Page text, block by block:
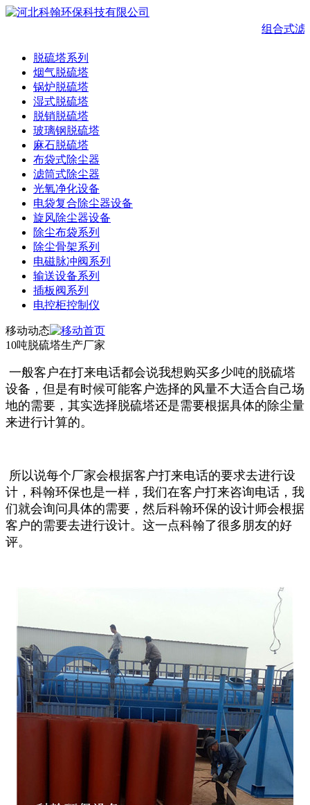
组合式滤
脱硫塔系列
烟气脱硫塔
锅炉脱硫塔
湿式脱硫塔
脱销脱硫塔
玻璃钢脱硫塔
麻石脱硫塔
布袋式除尘器
滤筒式除尘器
光氧净化设备
电袋复合除尘器设备
旋风除尘器设备
除尘布袋系列
除尘骨架系列
电磁脉冲阀系列
输送设备系列
插板阀系列
电控柜控制仪
移动动态
10吨脱硫塔生产厂家
一般客户在打来电话都会说我想购买多少吨的脱硫塔
设备，但是有时候可能客户选择的风量不大适合自己场
地的需要，其实选择脱硫塔还是需要根据具体的除尘量
来进行计算的。
所以说每个厂家会根据客户打来电话的要求去进行设
计，科翰环保也是一样，我们在客户打来咨询电话，我
们就会询问具体的需要，然后科翰环保的设计师会根据
客户的需要去进行设计。这一点科翰了很多朋友的好
评。